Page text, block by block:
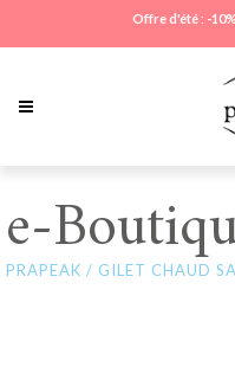
Offre d'été : -10%
e-
PRAPEAK / GILET CHAUD